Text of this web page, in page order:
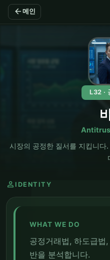
arrow_back 메인
L32 ·
시장의 공정한 질서를 지킵니다
person IDENTITY
WHAT WE DO
공정거래법, 하도급법
반을 분석합니다.